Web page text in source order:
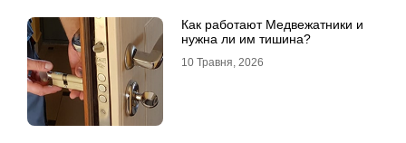
Как работают Медвежатники и
нужна ли им тишина?
10 Травня, 2026